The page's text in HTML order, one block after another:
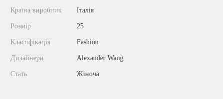
Країна виробник Італія
Розмір 25
Класифікація Fashion
Дизайнери Alexander Wang
Стать Жіноча